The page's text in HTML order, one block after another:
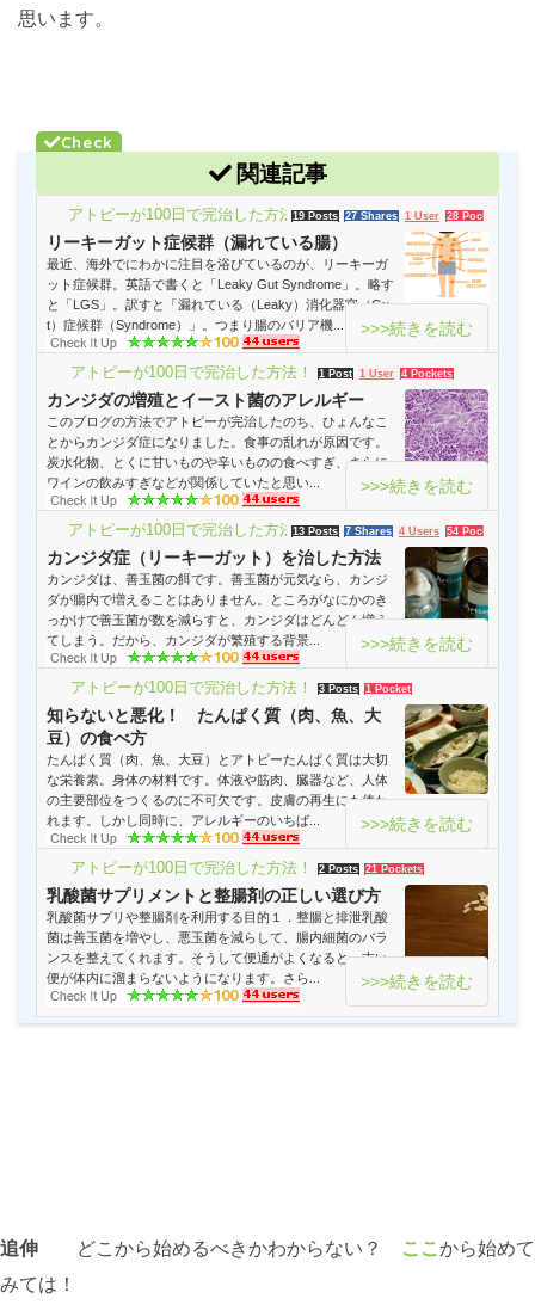
思います。
関連記事
アトピーが100日で完治した方法！19 Posts 27 Shares 1 User 28 Pockets
リーキーガット症候群（漏れている腸）
最近、海外でにわかに注目を浴びているのが、リーキーガ
ット症候群。英語で書くと「Leaky Gut Syndrome」。略す
と「LGS」。訳すと「漏れている（Leaky）消化器官（Gu
t）症候群（Syndrome）」。つまり腸のバリア機...
>>>続きを読む
アトピーが100日で完治した方法！ 1 Post 1 User 4 Pockets
カンジダの増殖とイースト菌のアレルギー
このブログの方法でアトピーが完治したのち、ひょんなこ
とからカンジダ症になりました。食事の乱れが原因です。
炭水化物、とくに甘いものや辛いものの食べすぎ、さらに
ワインの飲みすぎなどが関係していたと思い...
>>>続きを読む
アトピーが100日で完治した方法！13 Posts 7 Shares 4 Users 54 Pockets
カンジダ症（リーキーガット）を治した方法
カンジダは、善玉菌の餌です。善玉菌が元気なら、カンジ
ダが腸内で増えることはありません。ところがなにかのき
っかけで善玉菌が数を減らすと、カンジダはどんどん増え
てしまう。だから、カンジダが繁殖する背景...
>>>続きを読む
アトピーが100日で完治した方法！ 3 Posts 1 Pocket
知らないと悪化！ たんぱく質（肉、魚、大
豆）の食べ方
たんぱく質（肉、魚、大豆）とアトピーたんぱく質は大切
な栄養素。身体の材料です。体液や筋肉、臓器など、人体
の主要部位をつくるのに不可欠です。皮膚の再生にも使わ
れます。しかし同時に、アレルギーのいちば...
>>>続きを読む
アトピーが100日で完治した方法！ 2 Posts 21 Pockets
乳酸菌サプリメントと整腸剤の正しい選び方
乳酸菌サプリや整腸剤を利用する目的１．整腸と排泄乳酸
菌は善玉菌を増やし、悪玉菌を減らして、腸内細菌のバラ
ンスを整えてくれます。そうして便通がよくなると、古い
便が体内に溜まらないようになります。さら...
>>>続きを読む
追伸 どこから始めるべきかわからない？ ここ から始めて
みては！